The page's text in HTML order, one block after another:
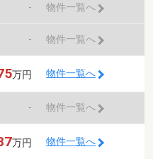
- 物件一覧へ
- 物件一覧へ
万円 物件一覧へ
- 物件一覧へ
万円 物件一覧へ